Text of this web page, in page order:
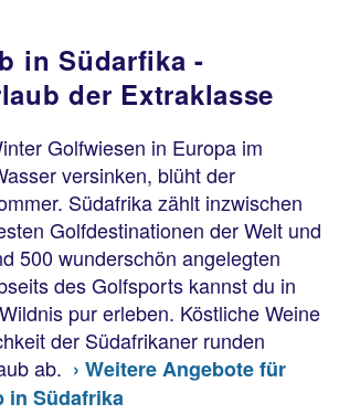
in Südarfika -
der Extraklasse
Golfwiesen in Europa im
versinken, blüht der
Südafrika zählt inzwischen
Golfdestinationen der Welt und
500 wunderschön angelegten
des Golfsports kannst du in
pur erleben. Köstliche Weine
der Südafrikaner runden
ab. › Weitere Angebote für
in Südafrika